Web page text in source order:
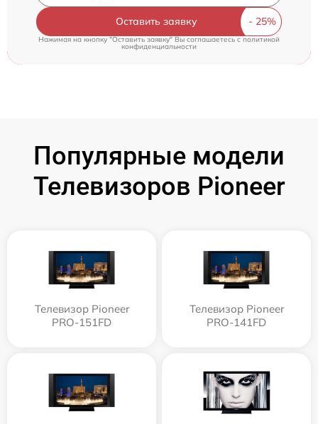
Оставить заявку
Нажимая на кнопку "Оставить заявку" Вы соглашаетесь c политикой
конфиденциальности
Популярные модели
Телевизоров Pioneer
Телевизор Pioneer
PRO-151FD
Телевизор Pioneer
PRO-141FD